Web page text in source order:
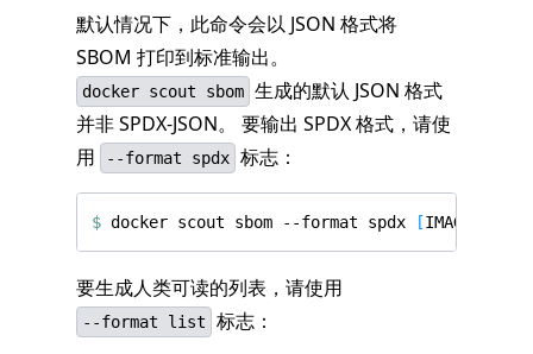
默认情况下，此命令会以 JSON 格式将
SBOM 打印到标准输出。
docker scout sbom 生成的默认 JSON 格式
并非 SPDX-JSON。 要输出 SPDX 格式，请使
用
--format spdx 标志：
$ docker scout sbom --format spdx [IMAGE
要生成人类可读的列表，请使用
--format list 标志：